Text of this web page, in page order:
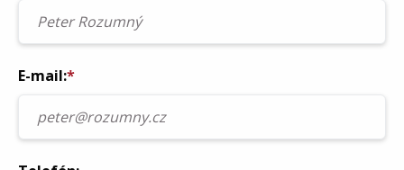
E-mail:*